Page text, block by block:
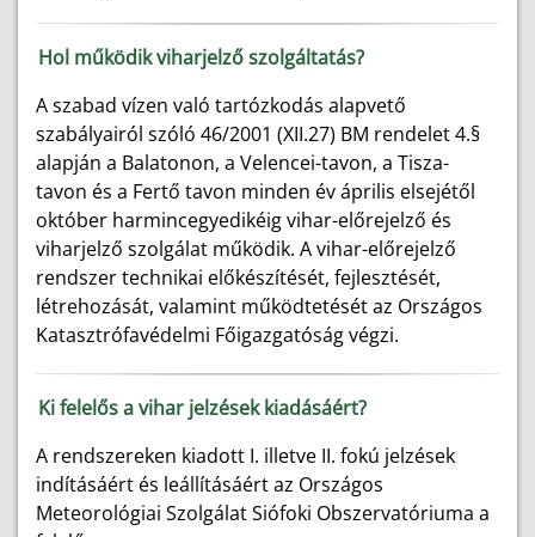
Hol működik viharjelző szolgáltatás?
A szabad vízen való tartózkodás alapvető
szabályairól szóló 46/2001 (XII.27) BM rendelet 4.§
alapján a Balatonon, a Velencei-tavon, a Tisza-
tavon és a Fertő tavon minden év április elsejétől
október harmincegyedikéig vihar-előrejelző és
viharjelző szolgálat működik. A vihar-előrejelző
rendszer technikai előkészítését, fejlesztését,
létrehozását, valamint működtetését az Országos
Katasztrófavédelmi Főigazgatóság végzi.
Ki felelős a vihar jelzések kiadásáért?
A rendszereken kiadott I. illetve II. fokú jelzések
indításáért és leállításáért az Országos
Meteorológiai Szolgálat Siófoki Obszervatóriuma a